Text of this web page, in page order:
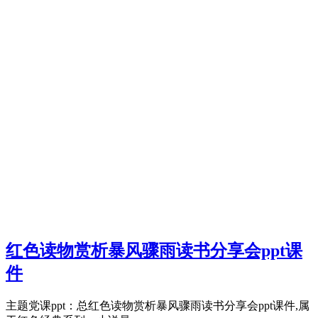
红色读物赏析暴风骤雨读书分享会ppt课
件
主题党课ppt：总红色读物赏析暴风骤雨读书分享会ppt课件,属